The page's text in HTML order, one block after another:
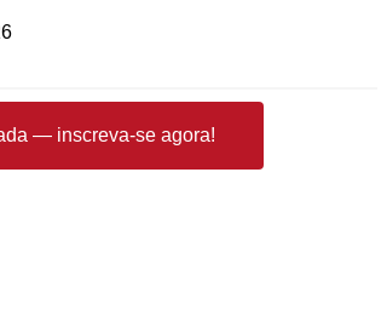
— inscreva-se agora!